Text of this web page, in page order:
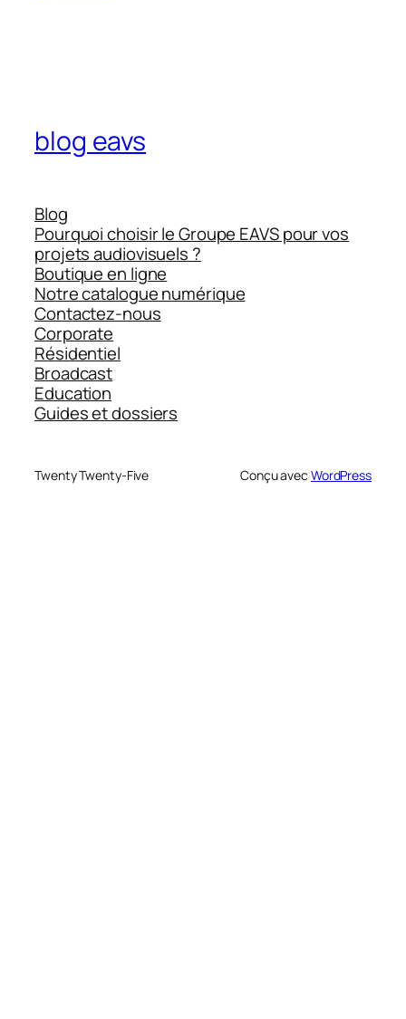
blog eavs
Blog
Pourquoi choisir le Groupe EAVS pour vos
projets audiovisuels ?
Boutique en ligne
Notre catalogue numérique
Contactez-nous
Corporate
Résidentiel
Broadcast
Education
Guides et dossiers
Twenty Twenty-Five Conçu avec WordPress